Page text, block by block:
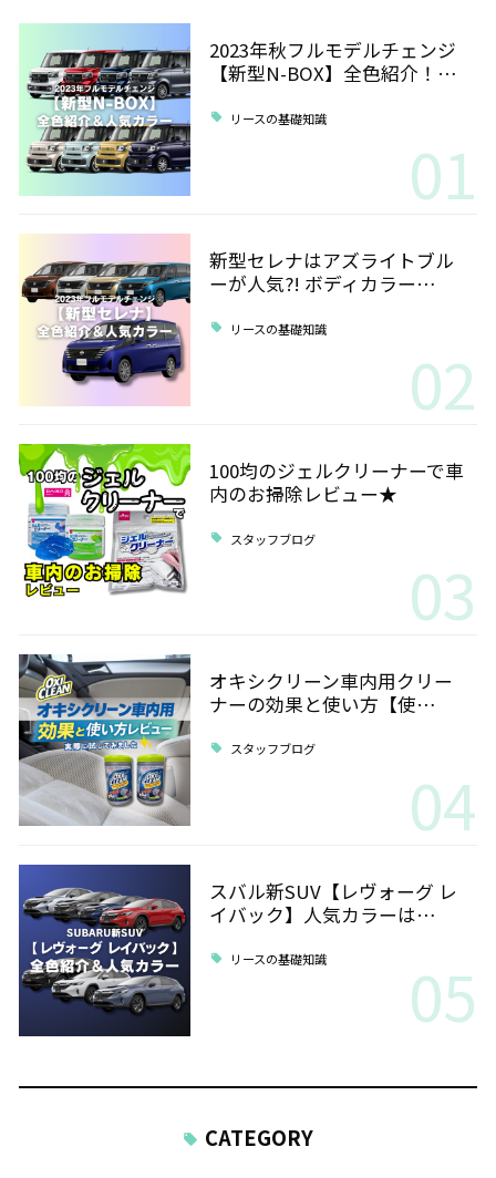
2023年秋フルモデルチェンジ
【新型N-BOX】全色紹介！…
リースの基礎知識
01
新型セレナはアズライトブル
ーが人気?! ボディカラー…
リースの基礎知識
02
100均のジェルクリーナーで車
内のお掃除レビュー★
スタッフブログ
03
オキシクリーン車内用クリー
ナーの効果と使い方【使…
スタッフブログ
04
スバル新SUV【レヴォーグ レ
イバック】人気カラーは…
リースの基礎知識 05
CATEGORY